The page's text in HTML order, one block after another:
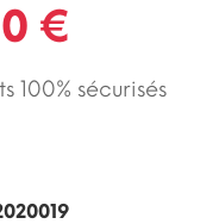
€
100% sécurisés